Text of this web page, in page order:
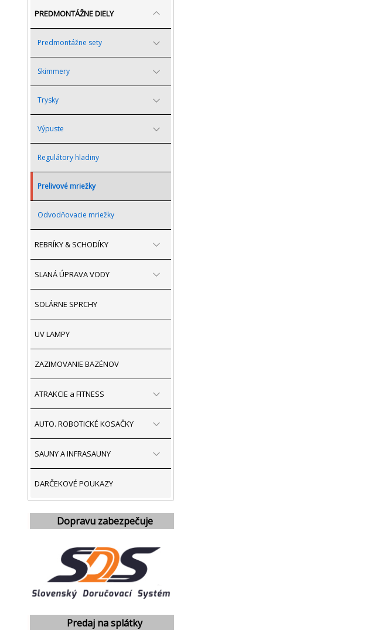
PREDMONTÁŽNE DIELY
Predmontážne sety
Skimmery
Trysky
Výpuste
Regulátory hladiny
Prelivové mriežky
Odvodňovacie mriežky
REBRÍKY & SCHODÍKY
SLANÁ ÚPRAVA VODY
SOLÁRNE SPRCHY
UV LAMPY
ZAZIMOVANIE BAZÉNOV
ATRAKCIE a FITNESS
AUTO. ROBOTICKÉ KOSAČKY
SAUNY A INFRASAUNY
DARČEKOVÉ POUKAZY
Dopravu zabezpečuje
Predaj na splátky